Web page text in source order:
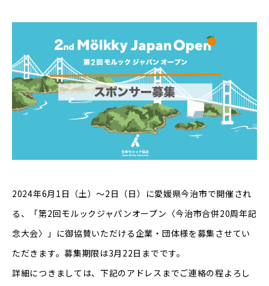
2024年6月1日（土）～2日（日）に愛媛県今治市で開催され
る、「第2回モルックジャパンオープン〈今治市合併20周年記
念大会〉」に御協賛いただける企業・団体様を募集させてい
ただきます。募集期限は3月22日までです。
詳細につきましては、下記のアドレスまでご連絡の程よろし